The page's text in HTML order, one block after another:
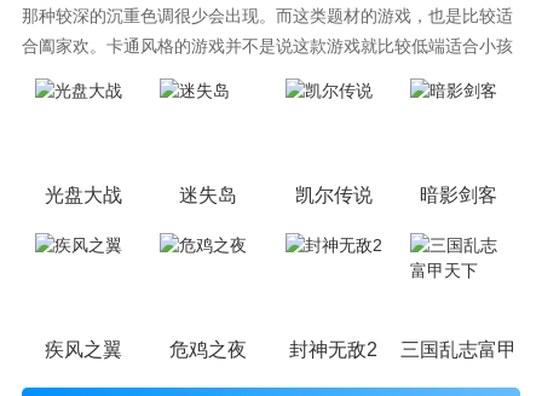
那种较深的沉重色调很少会出现。而这类题材的游戏，也是比较适
合阖家欢。卡通风格的游戏并不是说这款游戏就比较低端适合小孩
子玩，因为很多游戏厂商会故意把游戏中添加进入卡通元素，这也
光盘大战 迷失岛 凯尔传说 暗影剑客
疾风之翼 危鸡之夜 封神无敌2 三国乱志富甲天